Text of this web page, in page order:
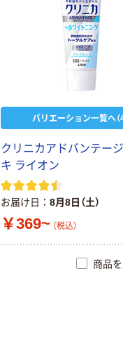
バリエーション一覧へ（
クリニカアドバンテー
キ ライオン
お届け日 8月8日（土）
￥369~ （税込）
商品